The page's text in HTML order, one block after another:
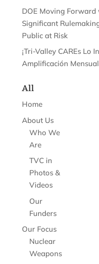
DOE Moving
Significant
Public at Risk
¡Tri-Valley CAREs Lo
Amplificación
All
Home
About Us
Who We
Are
TVC in
Photos &
Videos
Our
Funders
Our Focus
Nuclear
Weapons